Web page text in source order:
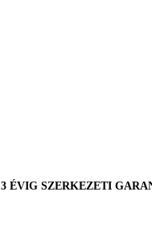
3 ÉVIG SZERKEZETI